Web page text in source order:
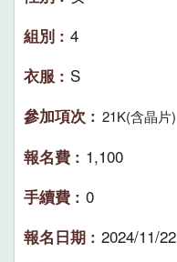
4
S
21K(含晶片)
1,100
0
2024/11/22